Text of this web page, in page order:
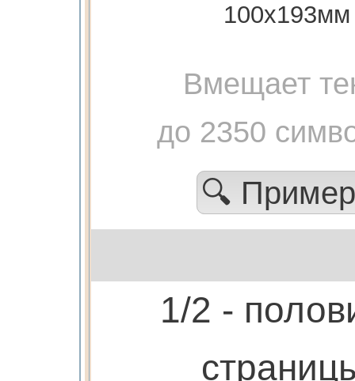
100х193мм
Вмещает
до 2350
🔍
1/2 -